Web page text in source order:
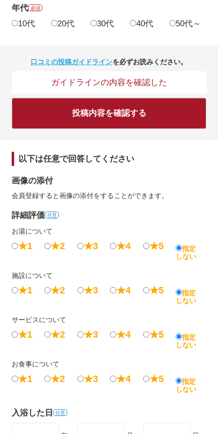
年代 必須
10代 20代 30代 40代 50代～
口コミの投稿ガイドラインを必ずお読みください。
ガイドラインの内容を確認した
投稿内容を確認する
以下は任意で回答してください
画像の添付
会員登録すると画像の添付をすることができます。
詳細評価 任意
お湯について
★1 ★2 ★3 ★4 ★5
指定
しない
施設について
★1 ★2 ★3 ★4 ★5
指定
しない
サービスについて
★1 ★2 ★3 ★4 ★5
指定
しない
お食事について
★1 ★2 ★3 ★4 ★5
指定
しない
入浴した日 任意